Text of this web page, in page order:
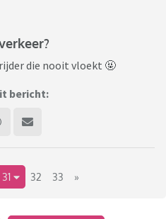
die nooit vloekt 🤬
bericht:
31 32 33 »